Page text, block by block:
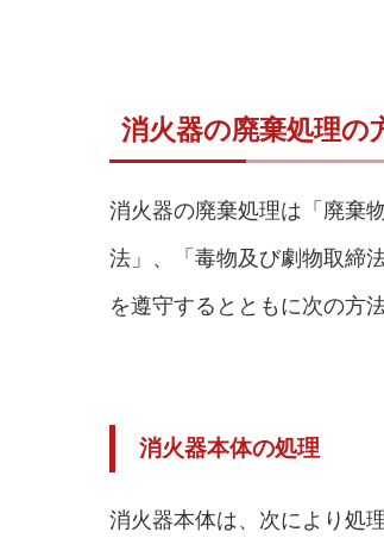
消火器の廃棄処理の
消火器の廃棄処理は「廃棄
法」、「毒物及び劇物取締
を遵守するとともに次の方
消火器本体の処理
消火器本体は、次により処